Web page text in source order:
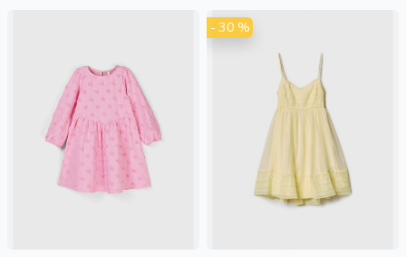
- 30 %